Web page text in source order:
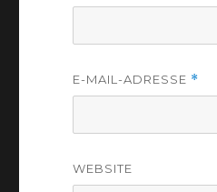
E-MAIL-ADRESSE *
WEBSITE